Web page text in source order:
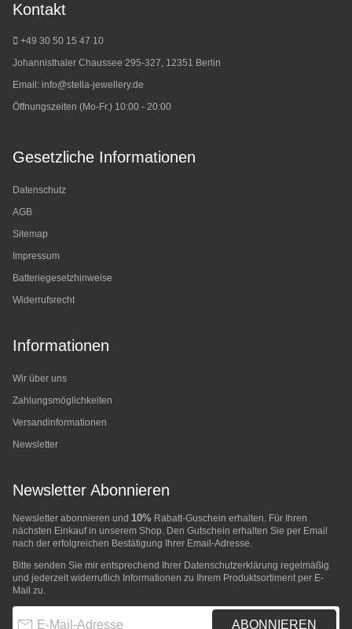
Kontakt
+49 30 50 15 47 10
Johannisthaler Chaussee 295-327, 12351 Berlin
Email: info@stella-jewellery.de
Öffnungszeiten (Mo-Fr.) 10:00 - 20:00
Gesetzliche Informationen
Datenschutz
AGB
Sitemap
Impressum
Batteriegesetzhinweise
Widerrufsrecht
Informationen
Wir über uns
Zahlungsmöglichkeiten
Versandinformationen
Newsletter
Newsletter Abonnieren
Newsletter abonnieren und 10% Rabatt-Guschein erhalten. Für Ihren
nächsten Einkauf in unserem Shop. Den Gutschein erhalten Sie per Email
nach der erfolgreichen Bestätigung Ihrer Email-Adresse.
Bitte senden Sie mir entsprechend Ihrer Datenschutzerklärung regelmäßig
und jederzeit widerruflich Informationen zu Ihrem Produktsortiment per E-
Mail zu.
ABONNIEREN